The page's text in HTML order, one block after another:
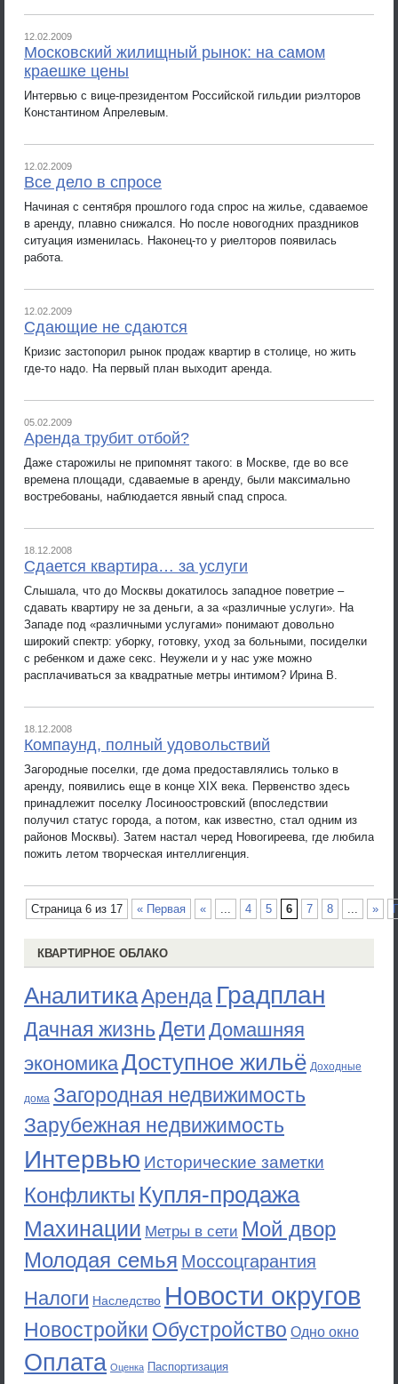
12.02.2009
Московский жилищный рынок: на самом
краешке цены
Интервью с вице-президентом Российской гильдии риэлторов
Константином Апрелевым.
12.02.2009
Все дело в спросе
Начиная с сентября прошлого года спрос на жилье, сдаваемое
в аренду, плавно снижался. Но после новогодних праздников
ситуация изменилась. Наконец-то у риелторов появилась
работа.
12.02.2009
Сдающие не сдаются
Кризис застопорил рынок продаж квартир в столице, но жить
где-то надо. На первый план выходит аренда.
05.02.2009
Аренда трубит отбой?
Даже старожилы не припомнят такого: в Москве, где во все
времена площади, сдаваемые в аренду, были максимально
востребованы, наблюдается явный спад спроса.
18.12.2008
Сдается квартира… за услуги
Слышала, что до Москвы докатилось западное поветрие –
сдавать квартиру не за деньги, а за «различные услуги». На
Западе под «различными услугами» понимают довольно
широкий спектр: уборку, готовку, уход за больными, посиделки
с ребенком и даже секс. Неужели и у нас уже можно
расплачиваться за квадратные метры интимом? Ирина В.
18.12.2008
Компаунд, полный удовольствий
Загородные поселки, где дома предоставлялись только в
аренду, появились еще в конце XIX века. Первенство здесь
принадлежит поселку Лосиноостровский (впоследствии
получил статус города, а потом, как известно, стал одним из
районов Москвы). Затем настал черед Новогиреева, где любила
пожить летом творческая интеллигенция.
Страница 6 из 17 « Первая « ... 4 5 6 7 8 ... »
КВАРТИРНОЕ ОБЛАКО
АналитикаАренда Градплан
Дачная жизньДети Домашняя
экономикаДоступное жильё Доходные
дома Загородная недвижимость
Зарубежная недвижимость
Интервью Исторические заметки
Конфликты Купля-продажа
Махинации Метры в сети Мой двор
Молодая семья Моссоцгарантия
Налоги Наследство Новости округов
Новостройки Обустройство Одно окно
Оплата Оценка Паспортизация